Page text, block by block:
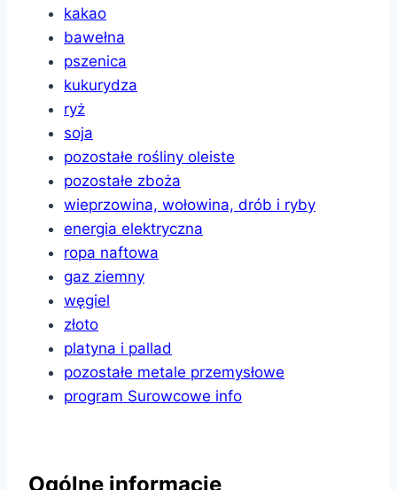
kakao
bawełna
pszenica
kukurydza
ryż
soja
pozostałe rośliny oleiste
pozostałe zboża
wieprzowina, wołowina, drób i ryby
energia elektryczna
ropa naftowa
gaz ziemny
węgiel
złoto
platyna i pallad
pozostałe metale przemysłowe
program Surowcowe info
Ogólne informacje